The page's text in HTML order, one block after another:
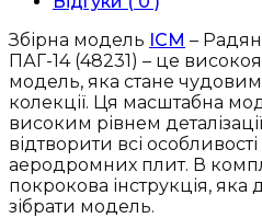
(48231)
кількість
Збірна модель ICM –
ПАГ-14 (48231) – це
модель, яка стане
колекції. Ця масштабна
високим рівнем
відтворити всі
аеродромних плит. В
покрокова інструкція,
зібрати модель.